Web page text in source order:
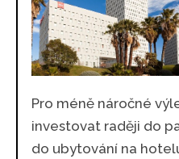
Pro méně náročné
investovat raději do
do ubytování na